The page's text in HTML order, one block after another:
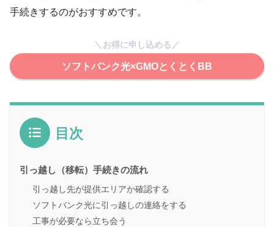
手続きするのがおすすめです。
＼お得に申し込める／
ソフトバンク光×GMOとくとくBB
目次
引っ越し（移転）手続きの流れ
引っ越し先が提供エリアか確認する
ソフトバンク光に引っ越しの連絡をする
工事が必要なら立ち会う